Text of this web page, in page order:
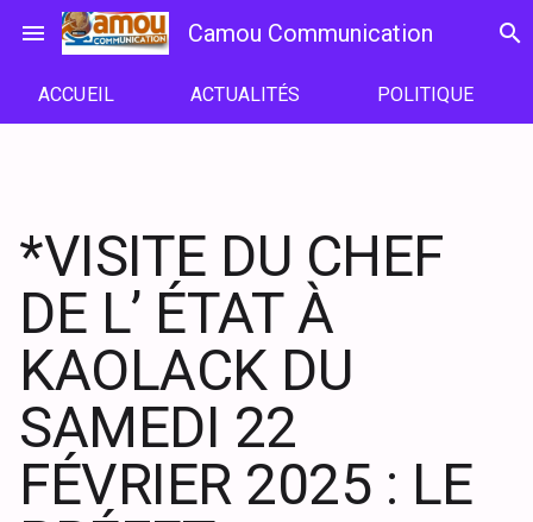
menu Camou Communication search
ACCUEIL ACTUALITÉS POLITIQUE
*VISITE DU CHEF
DE L’ ÉTAT À
KAOLACK DU
SAMEDI 22
FÉVRIER 2025 : LE